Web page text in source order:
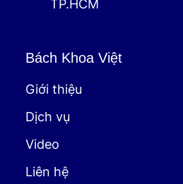
TP.HCM
Bách Khoa Việt
Giới thiệu
Dịch vụ
Video
Liên hệ